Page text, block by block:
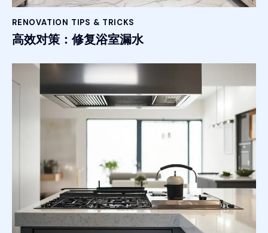
RENOVATION TIPS & TRICKS
高效对策：修复浴室漏水